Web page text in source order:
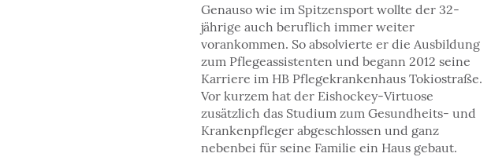
Genauso wie im Spitzensport wollte der 32-
jährige auch beruflich immer weiter
vorankommen. So absolvierte er die Ausbildung
zum Pflegeassistenten und begann 2012 seine
Karriere im HB Pflegekrankenhaus Tokiostraße.
Vor kurzem hat der Eishockey-Virtuose
zusätzlich das Studium zum Gesundheits- und
Krankenpfleger abgeschlossen und ganz
nebenbei für seine Familie ein Haus gebaut.